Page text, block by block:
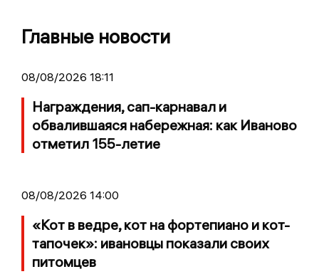
Главные новости
08/08/2026 18:11
Награждения, сап-карнавал и
обвалившаяся набережная: как Иваново
отметил 155-летие
08/08/2026 14:00
«Кот в ведре, кот на фортепиано и кот-
тапочек»: ивановцы показали своих
питомцев